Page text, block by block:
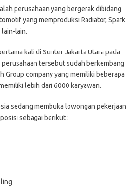
perusahaan yang bergerak dibidang
yang memproduksi Radiator, Spark
lain-lain.
kali di Sunter Jakarta Utara pada
perusahaan tersebut sudah berkembang
Group company yang memiliki beberapa
lebih dari 6000 karyawan.
sedang membuka lowongan pekerjaan
sebagai berikut :